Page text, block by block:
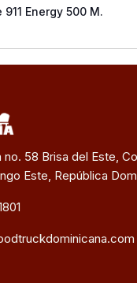
Energy 500 M.
no. 58 Brisa del Este,
Este, República